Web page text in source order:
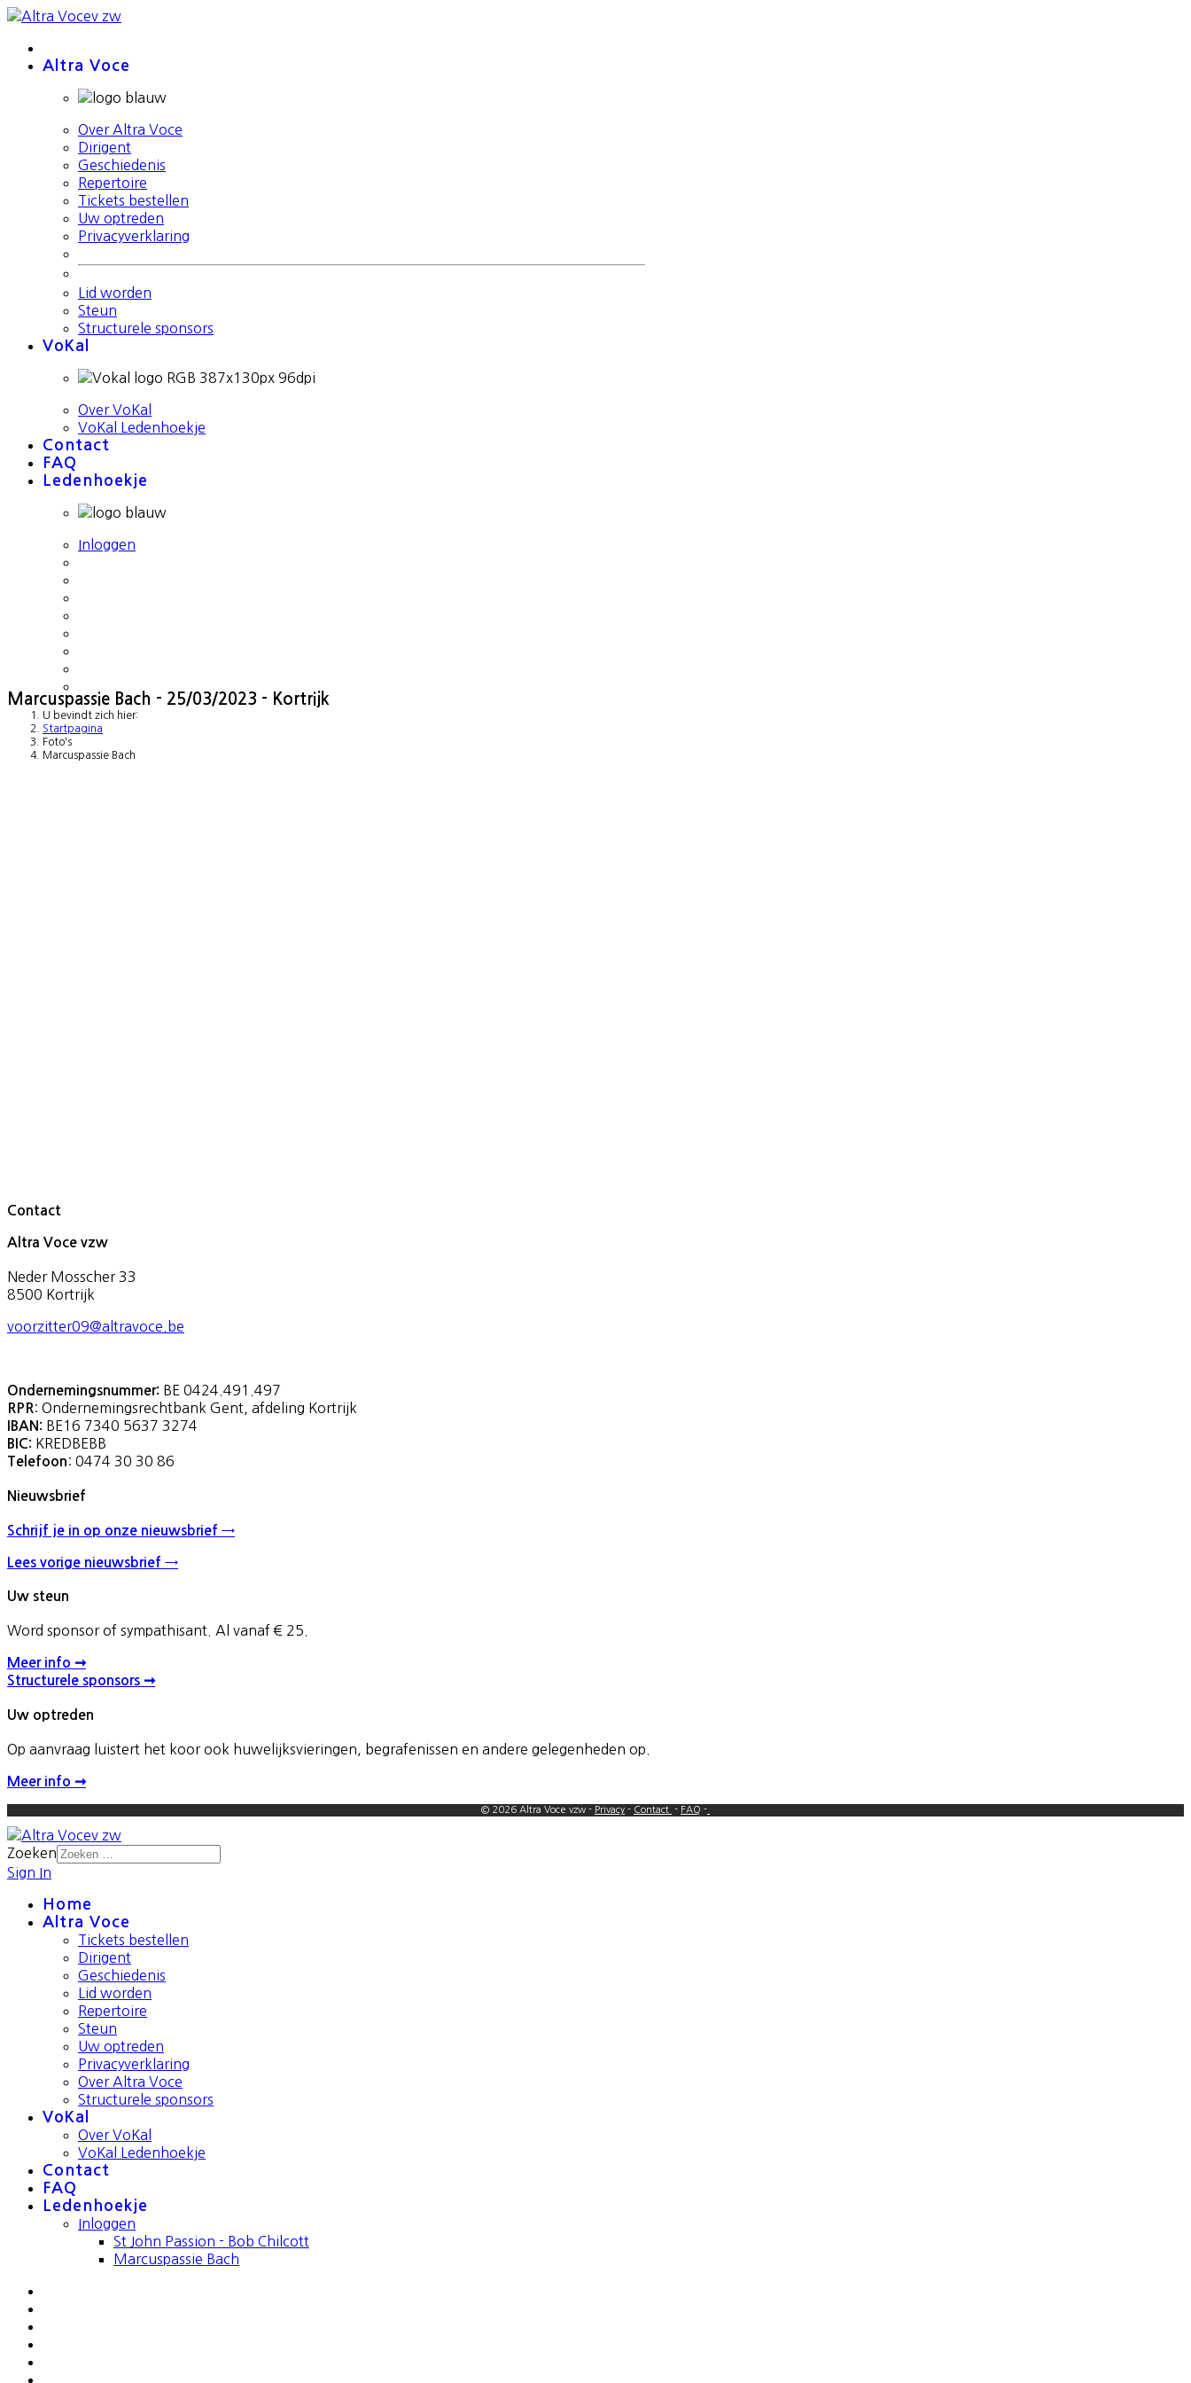
Altra Voce
Over Altra Voce
Dirigent
Geschiedenis
Repertoire
Tickets bestellen
Uw optreden
Privacyverklaring
Lid worden
Steun
Structurele sponsors
VoKal
Over VoKal
VoKal Ledenhoekje
Contact
FAQ
Ledenhoekje
Inloggen
U bevindt zich hier:
Startpagina
Foto's
Marcuspassie Bach
Marcuspassie Bach - 25/03/2023 - Kortrijk
Contact
Altra Voce vzw
Neder Mosscher 33
8500 Kortrijk
voorzitter09@altravoce.be
Ondernemingsnummer: BE 0424.491.497
RPR: Ondernemingsrechtbank Gent, afdeling Kortrijk
IBAN: BE16 7340 5637 3274
BIC: KREDBEBB
Telefoon : 0474 30 30 86
Nieuwsbrief
Schrijf je in op onze nieuwsbrief →
Lees vorige nieuwsbrief →
Uw steun
Word sponsor of sympathisant. Al vanaf € 25.
Meer info ➞
Structurele sponsors ➞
Uw optreden
Op aanvraag luistert het koor ook huwelijksvieringen, begrafenissen en andere gelegenheden op.
Meer info ➞
© 2026 Altra Voce vzw - Privacy - Contact - FAQ -
Zoeken
Sign In
Home
Altra Voce
Tickets bestellen
Dirigent
Geschiedenis
Lid worden
Repertoire
Steun
Uw optreden
Privacyverklaring
Over Altra Voce
Structurele sponsors
VoKal
Over VoKal
VoKal Ledenhoekje
Contact
FAQ
Ledenhoekje
Inloggen
St John Passion - Bob Chilcott
Marcuspassie Bach